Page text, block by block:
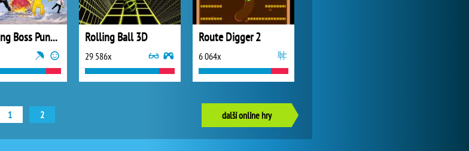
Annoying Boss Punch Game Rolling Ball 3D
29 586x
Route Digger 2
6 064x
1 2 další online hry